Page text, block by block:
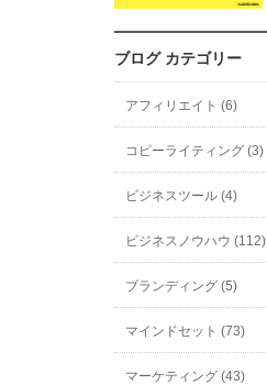
ブログ カテゴリー
アフィリエイト (6)
コピーライティング (3)
ビジネスツール (4)
ビジネスノウハウ (112)
ブランディング (5)
マインドセット (73)
マーケティング (43)